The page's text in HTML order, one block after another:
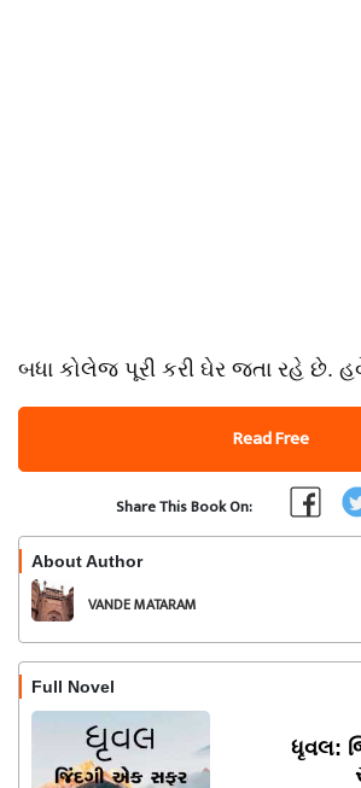
બધા કોલેજ પૂરી કરી ઘેર જતા રહે છે.
Read Free
Share This Book On:
About Author
VANDE MATARAM
Full Novel
ધૃવલ: